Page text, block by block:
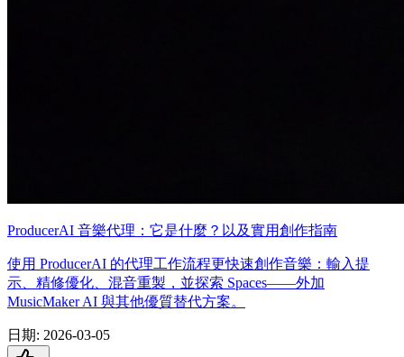
ProducerAI 音樂代理：它是什麼？以及實用創作指南
使用 ProducerAI 的代理工作流程更快速創作音樂：輸入提
示、精修優化、混音重製，並探索 Spaces——外加
MusicMaker AI 與其他優質替代方案。
日期: 2026-03-05